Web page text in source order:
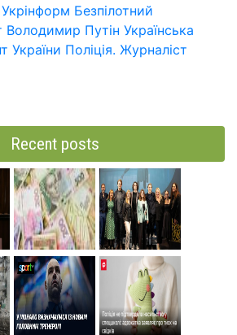
Укрінформ Безпілотний
Володимир Путін Українська
України Поліція. Журналіст
Recent posts